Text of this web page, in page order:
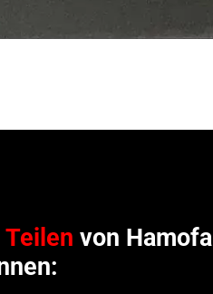
Teilen von Hamofa